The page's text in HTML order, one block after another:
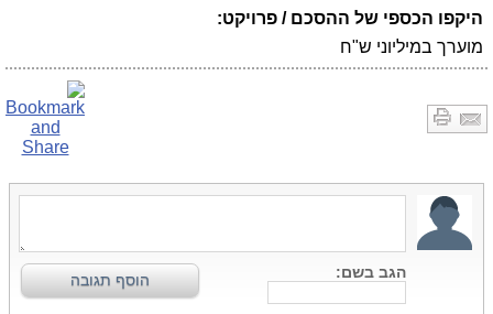
היקפו הכספי של ההסכם / פרויקט:
מוערך במיליוני ש"ח